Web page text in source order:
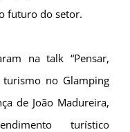
futuro do setor.
na talk “Pensar,
turismo no Glamping
de João Madureira,
turístico